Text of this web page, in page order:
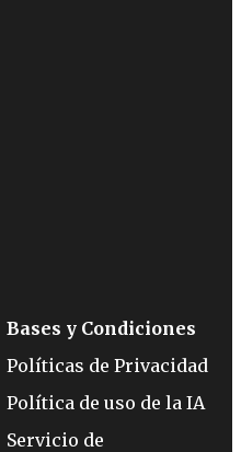
Bases y Condiciones
Políticas de Privacidad
Política de uso de la IA
Servicio de